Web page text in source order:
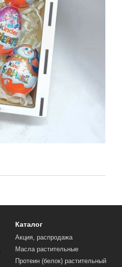
Каталог
Акция, распродажа
Масла растительные
Протеин (белок) растительный